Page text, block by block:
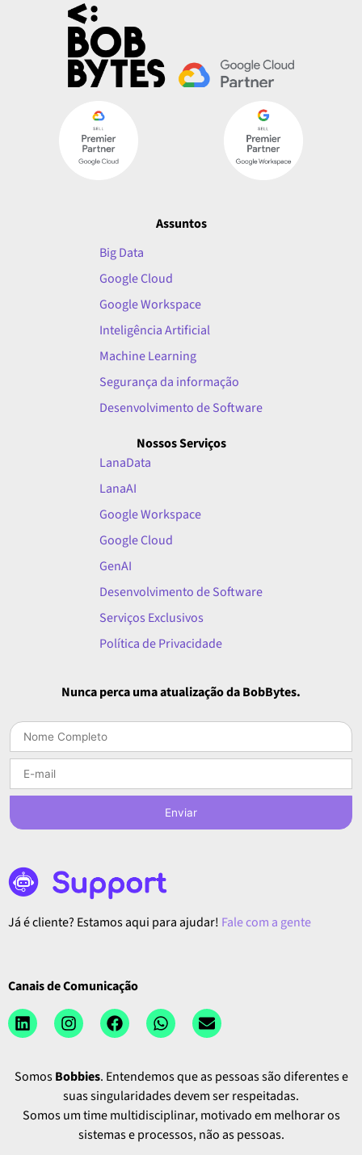
Assuntos
Big Data
Google Cloud
Google Workspace
Inteligência Artificial
Machine Learning
Segurança da informação
Desenvolvimento de Software
Nossos Serviços
LanaData
LanaAI
Google Workspace
Google Cloud
GenAI
Desenvolvimento de Software
Serviços Exclusivos
Política de Privacidade
Nunca perca uma atualização da BobBytes.
Enviar
Já é cliente? Estamos aqui para ajudar! Fale com a gente
Canais de Comunicação
SomosBobbies. Entendemos que as pessoas são diferentes e
suas singularidades devem ser respeitadas.
Somos um time multidisciplinar, motivado em melhorar os
sistemas e processos, não as pessoas.